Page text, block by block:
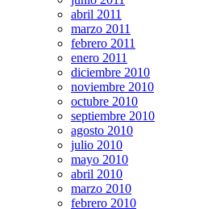
abril 2011
marzo 2011
febrero 2011
enero 2011
diciembre 2010
noviembre 2010
octubre 2010
septiembre 2010
agosto 2010
julio 2010
mayo 2010
abril 2010
marzo 2010
febrero 2010